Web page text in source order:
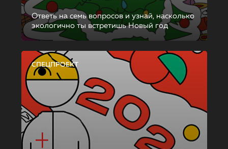
Ответь на семь вопросов и узнай, насколько
экологично ты встретишь Новый год
СПЕЦПРОЕКТ